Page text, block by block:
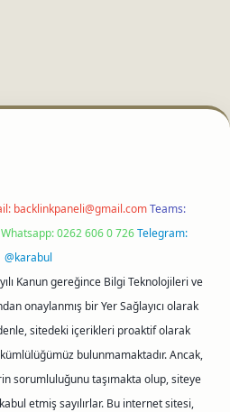
backlinkpaneli@gmail.comTeams:
Whatsapp: 0262 606 0 726Telegram:
@karabul
Kanun gereğince Bilgi Teknolojileri ve
onaylanmış bir Yer Sağlayıcı olarak
sitedeki içerikleri proaktif olarak
bulunmamaktadır. Ancak,
sorumluluğunu taşımakta olup, siteye
etmiş sayılırlar. Bu internet sitesi,